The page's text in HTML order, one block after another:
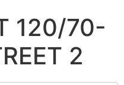
120/70-
2